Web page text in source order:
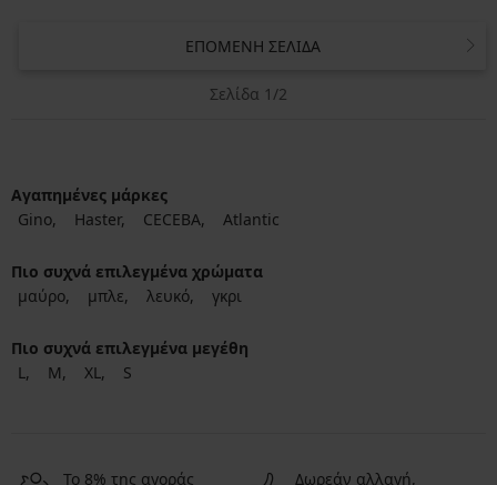
ΕΠΌΜΕΝΗ ΣΕΛΊΔΑ
Σελίδα 1/2
Αγαπημένες μάρκες
Gino
Haster CECEBA Atlantic
Πιο συχνά επιλεγμένα χρώματα
μαύρο
μπλε λευκό γκρι
Πιο συχνά επιλεγμένα μεγέθη
L
M XL S
Το 8% της αγοράς
Δωρεάν αλλαγή,